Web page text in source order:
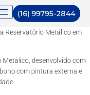
(16) 99795-2844
Reservatório Metálico em
Metálico, desenvolvido com
com pintura externa e